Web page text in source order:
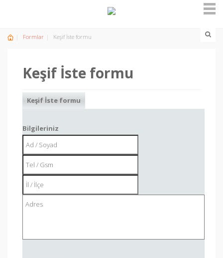
Formlar Keşif İste formu
Keşif İste formu
Keşif İste formu
Bilgileriniz